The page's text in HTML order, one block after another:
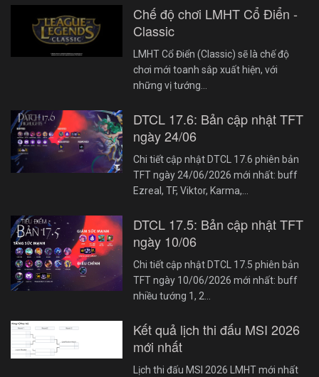
Chế độ chơi LMHT Cổ Điển -
Classic
LMHT Cổ Điển (Classic) sẽ là chế độ
chơi mới toanh sắp xuất hiện, với
những vị tướng…
DTCL 17.6: Bản cập nhật TFT
ngày 24/06
Chi tiết cập nhật DTCL 17.6 phiên bản
TFT ngày 24/06/2026 mới nhất: buff
Ezreal, TF, Viktor, Karma,…
DTCL 17.5: Bản cập nhật TFT
ngày 10/06
Chi tiết cập nhật DTCL 17.5 phiên bản
TFT ngày 10/06/2026 mới nhất: buff
nhiều tướng 1, 2…
Kết quả lịch thi đấu MSI 2026
mới nhất
Lịch thi đấu MSI 2026 LMHT mới nhất